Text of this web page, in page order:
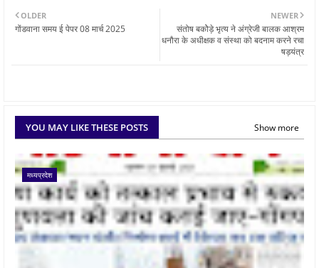
NEWER
संतोष बकोेड़े भृत्य ने अंग्रेजी बालक आश्रम
धनौरा के अधीक्षक व संस्था को बदनाम करने रचा
षड़यंत्र
OLDER
गोंडवाना समय ई पेपर 08 मार्च 2025
YOU MAY LIKE THESE POSTS Show more
मध्यप्रदेश